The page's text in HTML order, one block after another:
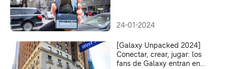
24-01-2024
[Galaxy Unpacked 2024]
Conectar, crear, jugar: los
fans de Galaxy entran en